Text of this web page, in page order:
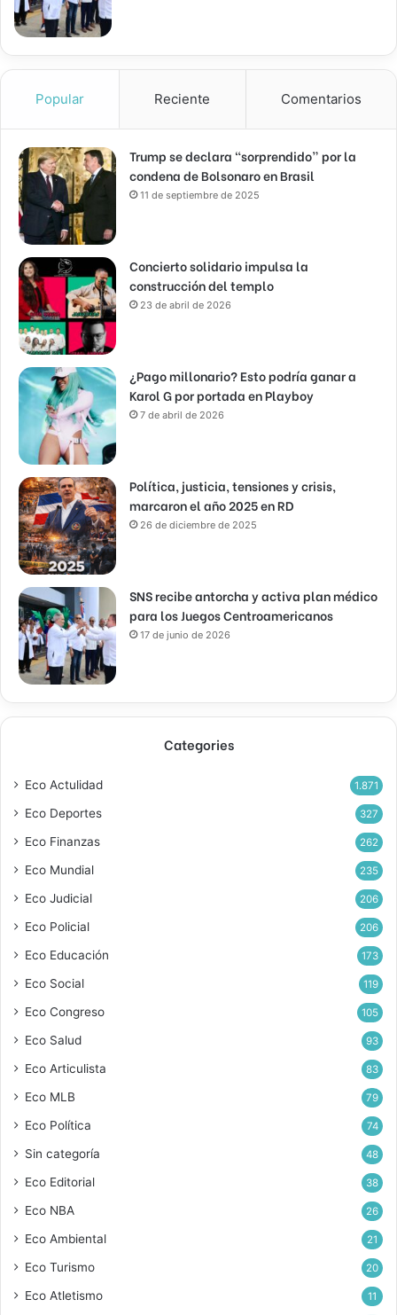
Popular Reciente Comentarios
Trump se declara “sorprendido” por la
condena de Bolsonaro en Brasil
11 de septiembre de 2025
Concierto solidario impulsa la
construcción del templo
23 de abril de 2026
¿Pago millonario? Esto podría ganar a
Karol G por portada en Playboy
7 de abril de 2026
Política, justicia, tensiones y crisis,
marcaron el año 2025 en RD
26 de diciembre de 2025
SNS recibe antorcha y activa plan médico
para los Juegos Centroamericanos
17 de junio de 2026
Categories
Eco Actulidad 1.871
Eco Deportes 327
Eco Finanzas 262
Eco Mundial 235
Eco Judicial 206
Eco Policial 206
Eco Educación 173
Eco Social 119
Eco Congreso 105
Eco Salud 93
Eco Articulista 83
Eco MLB 79
Eco Política 74
Sin categoría 48
Eco Editorial 38
Eco NBA 26
Eco Ambiental 21
Eco Turismo 20
Eco Atletismo 11